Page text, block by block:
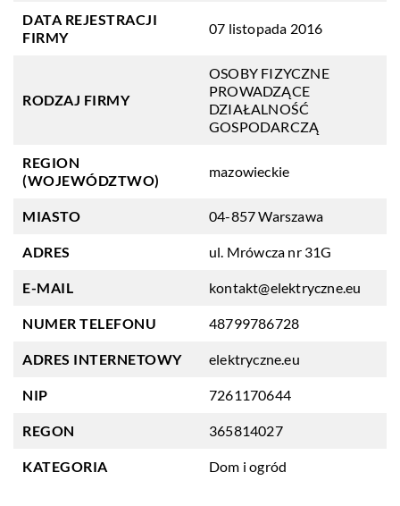
DATA REJESTRACJI
FIRMY
07 listopada 2016
RODZAJ FIRMY
OSOBY FIZYCZNE
PROWADZĄCE
DZIAŁALNOŚĆ
GOSPODARCZĄ
REGION
(WOJEWÓDZTWO)
mazowieckie
MIASTO 04-857 Warszawa
ADRES ul. Mrówcza nr 31G
E-MAIL kontakt@elektryczne.eu
NUMER TELEFONU 48799786728
ADRES INTERNETOWY elektryczne.eu
NIP 7261170644
REGON 365814027
KATEGORIA Dom i ogród